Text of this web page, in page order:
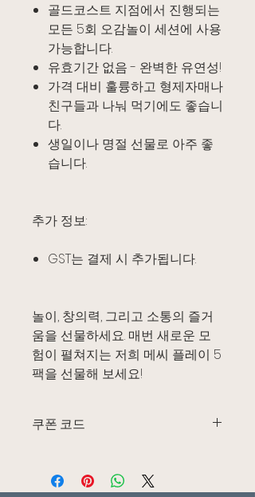
골드코스트 지점에서 진행되는
모든 5회 오감놀이 세션에 사용
가능합니다.
유효기간 없음 - 완벽한 유연성!
가격 대비 훌륭하고 형제자매나
친구들과 나눠 먹기에도 좋습니
다.
생일이나 명절 선물로 아주 좋
습니다.
추가 정보:
GST는 결제 시 추가됩니다.
놀이, 창의력, 그리고 소통의 즐거
움을 선물하세요. 매번 새로운 모
험이 펼쳐지는 저희 메씨 플레이 5
팩을 선물해 보세요!
쿠폰 코드
하시면 저에게 연락주세요!
이 코드는 언제든지 사용하실 수 있습